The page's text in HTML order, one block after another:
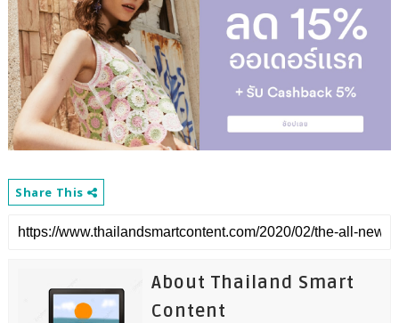
Share This
About Thailand Smart
Content